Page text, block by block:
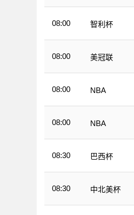
08:00 智利杯
08:00 美冠联
08:00 NBA
08:00 NBA
08:30 巴西杯
08:30 中北美杯